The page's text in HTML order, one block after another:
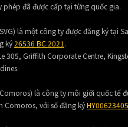
đã được cấp tại từng quốc gia.
là một công ty được đăng ký tại
ký26536 BC 2021.
305, Griffith Corporate Centre,
là công ty môi giới quốc tế
Comoros, với số đăng kýHY00623405